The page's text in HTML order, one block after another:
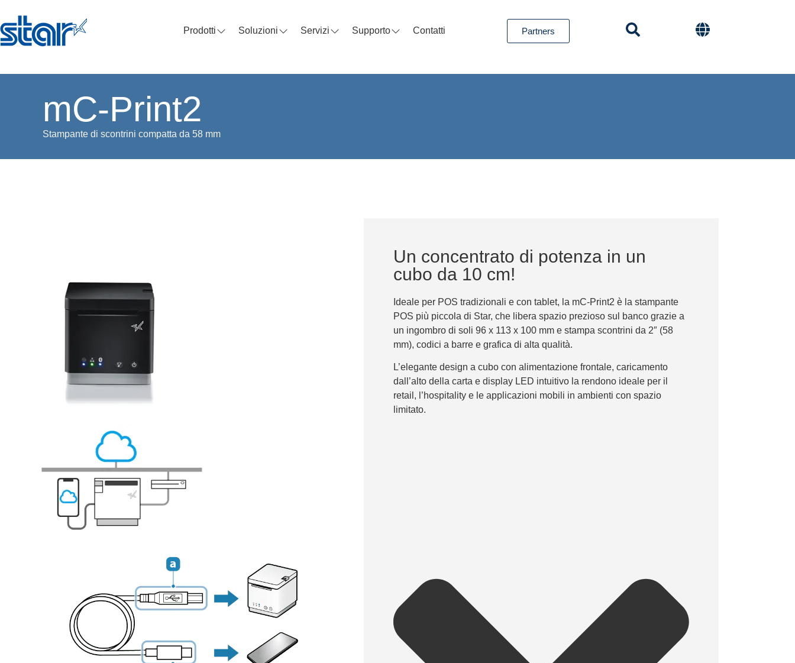
Prodotti Soluzioni Servizi Supporto Contatti Partners
mC-Print2
Stampante di scontrini compatta da 58 mm
Un concentrato di potenza in un
cubo da 10 cm!
Ideale per POS tradizionali e con tablet, la mC-Print2 è la stampante
POS più piccola di Star, che libera spazio prezioso sul banco grazie a
un ingombro di soli 96 x 113 x 100 mm e stampa scontrini da 2″ (58
mm), codici a barre e grafica di alta qualità.
L’elegante design a cubo con alimentazione frontale, caricamento
dall’alto della carta e display LED intuitivo la rendono ideale per il
retail, l’hospitality e le applicazioni mobili in ambienti con spazio
limitato.